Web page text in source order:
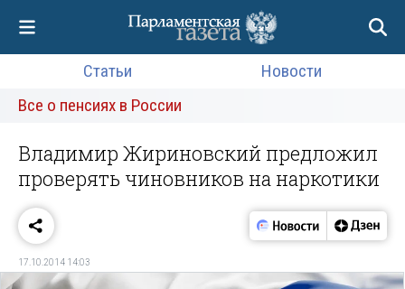
Статьи
Новости
Все о пенсиях в России
Владимир Жириновский предложил
проверять чиновников на наркотики
17.10.2014 14:03